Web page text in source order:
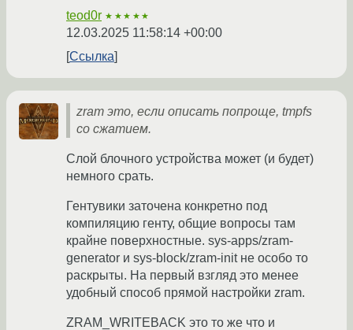
teod0r ★★★★★
12.03.2025 11:58:14 +00:00
Ссылка
zram это, если описать попроще, tmpfs
со сжатием.
Слой блочного устройства может (и будет)
немного срать.
Гентувики заточена конкретно под
компиляцию генту, общие вопросы там
крайне поверхностные. sys-apps/zram-
generator и sys-block/zram-init не особо то
раскрыты. На первый взгляд это менее
удобный способ прямой настройки zram.
ZRAM_WRITEBACK это то же что и